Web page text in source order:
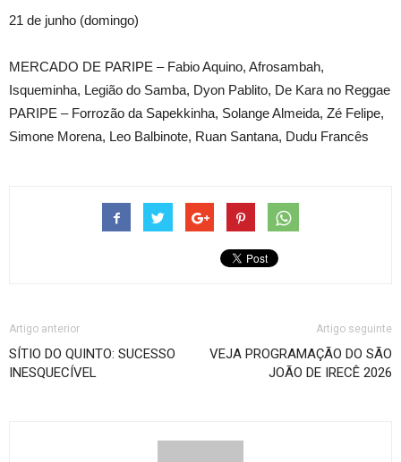
21 de junho (domingo)
MERCADO DE PARIPE – Fabio Aquino, Afrosambah,
Isqueminha, Legião do Samba, Dyon Pablito, De Kara no Reggae
PARIPE – Forrozão da Sapekkinha, Solange Almeida, Zé Felipe,
Simone Morena, Leo Balbinote, Ruan Santana, Dudu Francês
Artigo anterior
SÍTIO DO QUINTO: SUCESSO
INESQUECÍVEL
Artigo seguinte
VEJA PROGRAMAÇÃO DO SÃO
JOÃO DE IRECÊ 2026